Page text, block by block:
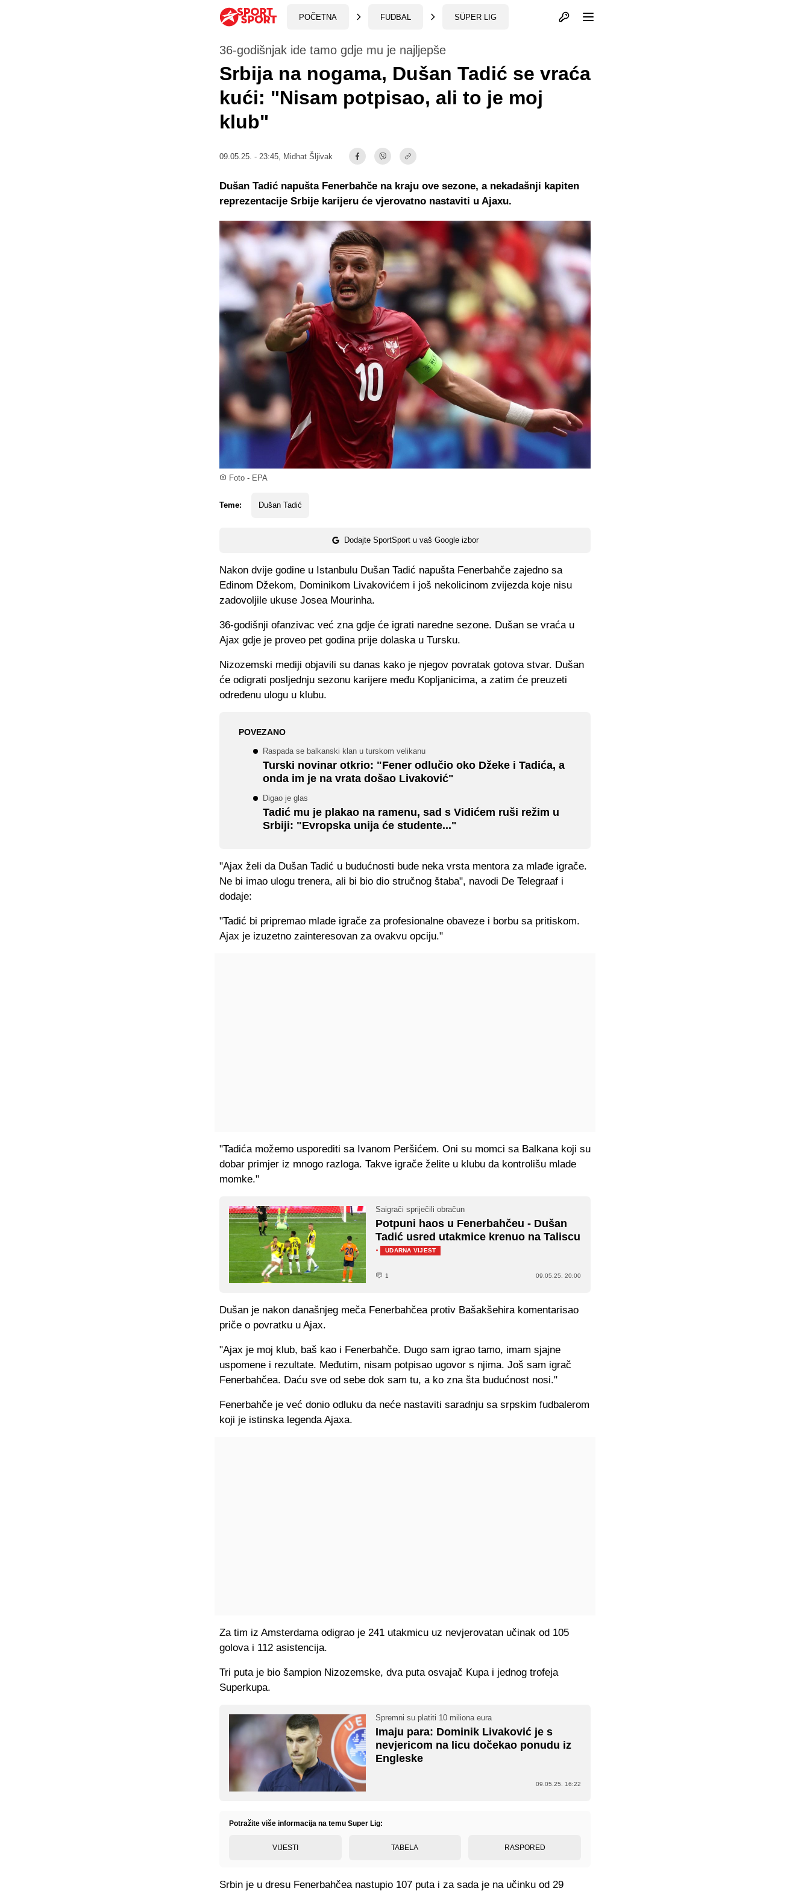
POČETNA FUDBAL SÜPER LIG Otvori profil
Foto - EPA
36-godišnjak ide tamo gdje mu je najljepše
Srbija na nogama, Dušan Tadić se vraća
kući: "Nisam potpisao, ali to je moj
klub"
09.05.25. - 23:45, Midhat Šljivak
Teme: Dušan Tadić
Dodajte SportSport u vaš Google izbor
Dušan Tadić napušta Fenerbahče na kraju ove sezone, a nekadašnji kapiten
reprezentacije Srbije karijeru će vjerovatno nastaviti u Ajaxu.
Nakon dvije godine u Istanbulu Dušan Tadić napušta Fenerbahče zajedno sa
Edinom Džekom, Dominikom Livakovićem i još nekolicinom zvijezda koje nisu
zadovoljile ukuse Josea Mourinha.
36-godišnji ofanzivac već zna gdje će igrati naredne sezone. Dušan se vraća u
Ajax gdje je proveo pet godina prije dolaska u Tursku.
Nizozemski mediji objavili su danas kako je njegov povratak gotova stvar. Dušan
će odigrati posljednju sezonu karijere među Kopljanicima, a zatim će preuzeti
određenu ulogu u klubu.
POVEZANO
Raspada se balkanski klan u turskom velikanu
Turski novinar otkrio: "Fener odlučio oko Džeke i Tadića, a
onda im je na vrata došao Livaković"
Digao je glas
Tadić mu je plakao na ramenu, sad s Vidićem ruši režim u
Srbiji: "Evropska unija će studente..."
"Ajax želi da Dušan Tadić u budućnosti bude neka vrsta mentora za mlađe igrače.
Ne bi imao ulogu trenera, ali bi bio dio stručnog štaba", navodi De Telegraaf i
dodaje:
"Tadić bi pripremao mlade igrače za profesionalne obaveze i borbu sa pritiskom.
Ajax je izuzetno zainteresovan za ovakvu opciju."
"Tadića možemo usporediti sa Ivanom Peršićem. Oni su momci sa Balkana koji su
dobar primjer iz mnogo razloga. Takve igrače želite u klubu da kontrolišu mlade
momke."
Saigrači spriječili obračun
Potpuni haos u Fenerbahčeu - Dušan
Tadić usred utakmice krenuo na Taliscu
·
UDARNA VIJEST
1 09.05.25. 20:00
Dušan je nakon današnjeg meča Fenerbahčea protiv Bašakšehira komentarisao
priče o povratku u Ajax.
"Ajax je moj klub, baš kao i Fenerbahče. Dugo sam igrao tamo, imam sjajne
uspomene i rezultate. Međutim, nisam potpisao ugovor s njima. Još sam igrač
Fenerbahčea. Daću sve od sebe dok sam tu, a ko zna šta budućnost nosi."
Fenerbahče je već donio odluku da neće nastaviti saradnju sa srpskim fudbalerom
koji je istinska legenda Ajaxa.
Za tim iz Amsterdama odigrao je 241 utakmicu uz nevjerovatan učinak od 105
golova i 112 asistencija.
Tri puta je bio šampion Nizozemske, dva puta osvajač Kupa i jednog trofeja
Superkupa.
Spremni su platiti 10 miliona eura
Imaju para: Dominik Livaković je s
nevjericom na licu dočekao ponudu iz
Engleske
09.05.25. 16:22
Potražite više informacija na temu Super Lig:
VIJESTI TABELA RASPORED
Srbin je u dresu Fenerbahčea nastupio 107 puta i za sada je na učinku od 29